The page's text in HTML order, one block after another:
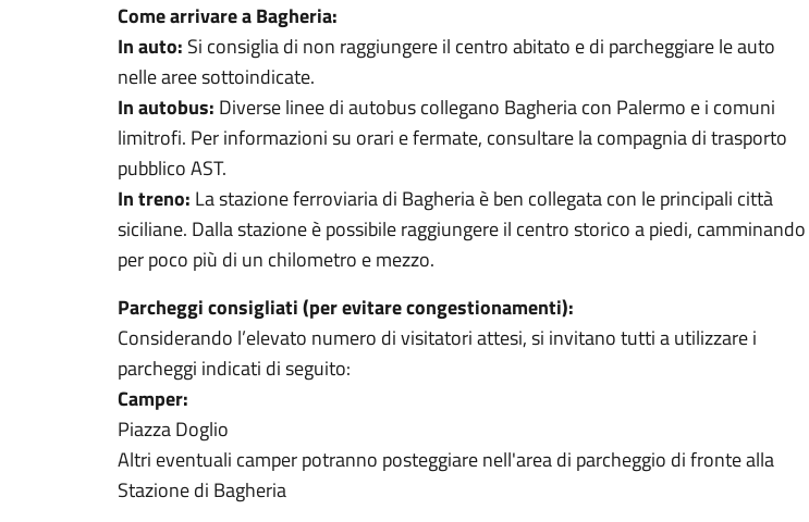
Come arrivare a Bagheria:
In auto: Si consiglia di non raggiungere il centro abitato e di parcheggiare le auto
nelle aree sottoindicate.
In autobus: Diverse linee di autobus collegano Bagheria con Palermo e i comuni
limitrofi. Per informazioni su orari e fermate, consultare la compagnia di trasporto
pubblico AST.
In treno: La stazione ferroviaria di Bagheria è ben collegata con le principali città
siciliane. Dalla stazione è possibile raggiungere il centro storico a piedi, camminando
per poco più di un chilometro e mezzo.
Parcheggi consigliati (per evitare congestionamenti):
Considerando l’elevato numero di visitatori attesi, si invitano tutti a utilizzare i
parcheggi indicati di seguito:
Camper:
Piazza Doglio
Altri eventuali camper potranno posteggiare nell'area di parcheggio di fronte alla
Stazione di Bagheria